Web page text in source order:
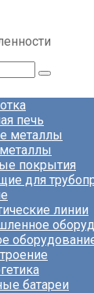
печь
металлы
покрытия
для
линии
батареи